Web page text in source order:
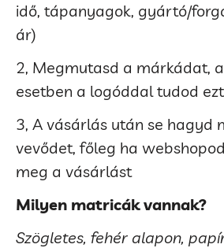
idő, tápanyagok, gyártó/
ár)
2, Megmutasd a márkádat,
esetben a logóddal tudod
3, A vásárlás után se hagyd
vevődet, főleg ha
meg a vásárlást
Milyen matricák vannak?
Szögletes, fehér alapon,